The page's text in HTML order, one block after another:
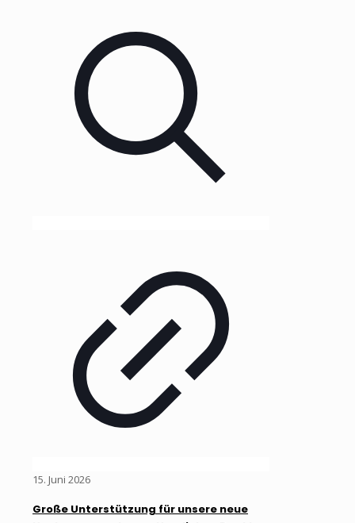
15. Juni 2026
Große Unterstützung für unsere neue